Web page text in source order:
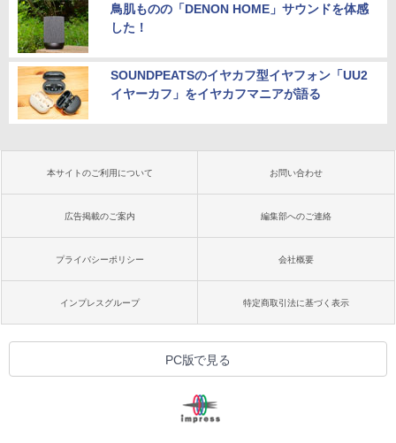
鳥肌ものの「DENON HOME」サウンドを体感
した！
SOUNDPEATSのイヤカフ型イヤフォン「UU2
イヤーカフ」をイヤカフマニアが語る
本サイトのご利用について お問い合わせ
広告掲載のご案内 編集部へのご連絡
プライバシーポリシー 会社概要
インプレスグループ 特定商取引法に基づく表示
PC版で見る